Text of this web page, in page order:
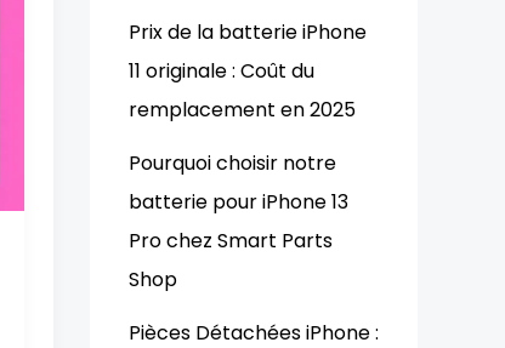
Prix de la batterie iPhone
11 originale : Coût du
remplacement en 2025
Pourquoi choisir notre
batterie pour iPhone 13
Pro chez Smart Parts
Shop
Pièces Détachées iPhone :